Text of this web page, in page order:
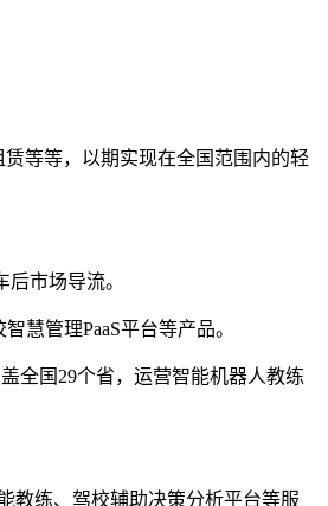
等等，以期实现在全国范围内的轻
市场导流。
慧管理PaaS平台等产品。
全国29个省，运营智能机器人教练
教练、驾校辅助决策分析平台等服